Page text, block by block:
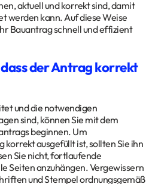
aktuell und korrekt sind, damit
werden kann. Auf diese Weise
Bauantrag schnell und effizient
der Antrag korrekt
und die notwendigen
sind, können Sie mit dem
beginnen. Um
korrekt ausgefüllt ist, sollten Sie ihn
Sie nicht, fortlaufende
Seiten anzuhängen. Vergewissern
und Stempel ordnungsgemäß